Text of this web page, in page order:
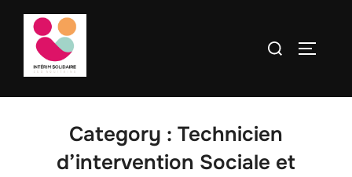
principal
Aller
contenu
Rechercher :
Category : Technicien
d’intervention Sociale et